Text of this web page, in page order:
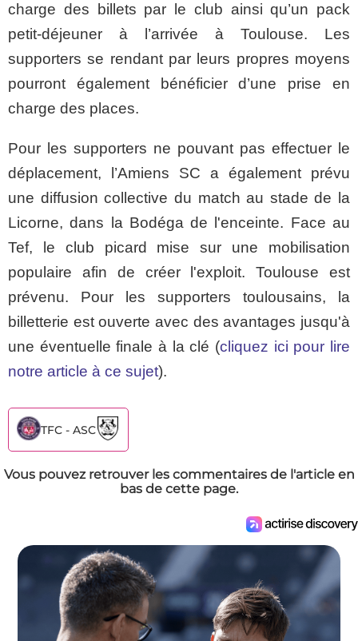
charge des billets par le club ainsi qu’un pack
petit-déjeuner à l’arrivée à Toulouse. Les
supporters se rendant par leurs propres moyens
pourront également bénéficier d’une prise en
charge des places.
Pour les supporters ne pouvant pas effectuer le
déplacement, l’Amiens SC a également prévu
une diffusion collective du match au stade de la
Licorne, dans la Bodéga de l'enceinte. Face au
Tef, le club picard mise sur une mobilisation
populaire afin de créer l'exploit. Toulouse est
prévenu. Pour les supporters toulousains, la
billetterie est ouverte avec des avantages jusqu'à
une éventuelle finale à la clé (cliquez ici pour lire
notre article à ce sujet).
TFC - ASC
Vous pouvez retrouver les commentaires de l'article en
bas de cette page.